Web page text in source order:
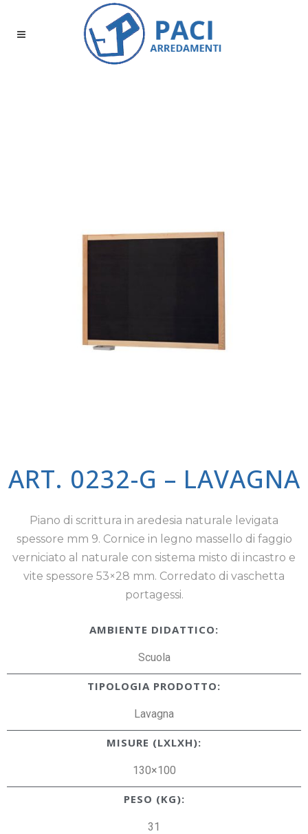
ART. 0232-G – LAVAGNA
Piano di scrittura in aredesia naturale levigata
spessore mm 9. Cornice in legno massello di faggio
verniciato al naturale con sistema misto di incastro e
vite spessore 53×28 mm. Corredato di vaschetta
portagessi.
AMBIENTE DIDATTICO:
Scuola
TIPOLOGIA PRODOTTO:
Lavagna
MISURE (LXLXH):
130×100
PESO (KG):
31